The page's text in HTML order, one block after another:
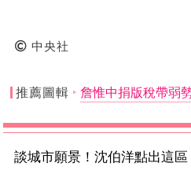
中央社
推薦圖輯 詹惟中捐版稅帶弱
談城市願景！沈伯洋點出這區